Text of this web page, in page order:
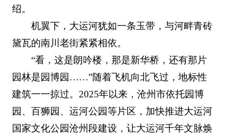
绍。
机翼下，大运河犹如一条玉带，与河畔青砖
黛瓦的南川老街紧紧相依。
“看，这是朗吟楼，那是新华桥，还有那片
园林是园博园……”随着飞机向北飞过，地标性
建筑一一掠过。2025年以来，沧州市依托园博
园、百狮园、运河公园等片区，加快推进大运河
国家文化公园沧州段建设，让大运河千年文脉焕